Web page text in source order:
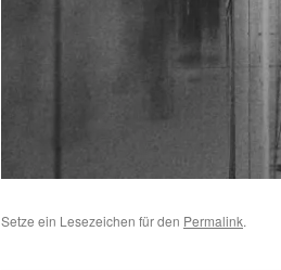
Setze ein Lesezeichen für den Permalink.